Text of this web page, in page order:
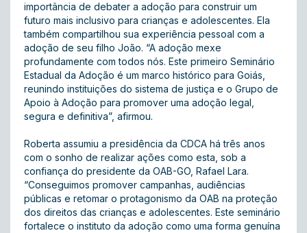
importância de debater a adoção para construir um
futuro mais inclusivo para crianças e adolescentes. Ela
também compartilhou sua experiência pessoal com a
adoção de seu filho João. “A adoção mexe
profundamente com todos nós. Este primeiro Seminário
Estadual da Adoção é um marco histórico para Goiás,
reunindo instituições do sistema de justiça e o Grupo de
Apoio à Adoção para promover uma adoção legal,
segura e definitiva”, afirmou.
Roberta assumiu a presidência da CDCA há três anos
com o sonho de realizar ações como esta, sob a
confiança do presidente da OAB-GO, Rafael Lara.
“Conseguimos promover campanhas, audiências
públicas e retomar o protagonismo da OAB na proteção
dos direitos das crianças e adolescentes. Este seminário
fortalece o instituto da adoção como uma forma genuína